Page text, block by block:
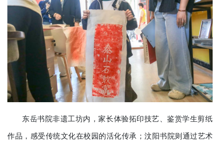
东岳书院非遗工坊内，家长体验拓印技艺、鉴赏学生剪纸
作品，感受传统文化在校园的活化传承；汶阳书院则通过艺术